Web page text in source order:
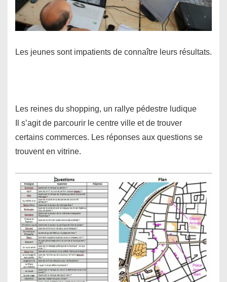
Les jeunes sont impatients de connaître leurs résultats.
Les reines du shopping, un rallye pédestre ludique
Il s’agit de parcourir le centre ville et de trouver
certains commerces. Les réponses aux questions se
trouvent en vitrine.